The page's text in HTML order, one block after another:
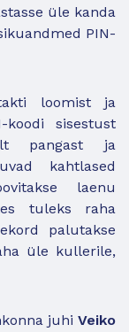
üle kanda
PIN-
loomist ja
koodi sisestust
pangast ja
kahtlased
laenu
tuleks raha
palutakse
üle kullerile,
juhi Veiko